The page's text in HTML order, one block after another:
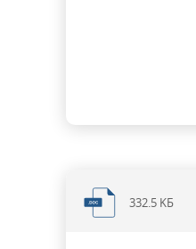
332.5 KБ